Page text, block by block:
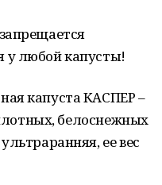
у любой капусты!
капуста КАСПЕР –
белоснежных
ее вес